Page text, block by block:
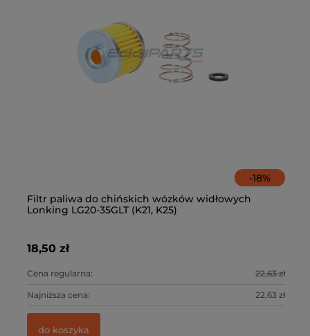
-18%
Filtr paliwa do chińskich wózków widłowych
Lonking LG20-35GLT (K21, K25)
18,50 zł
Cena regularna: 22,63 zł
Najniższa cena: 22,63 zł
do koszyka